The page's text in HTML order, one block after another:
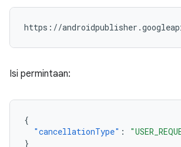
Isi permintaan:
{
"cancellationType" :
}